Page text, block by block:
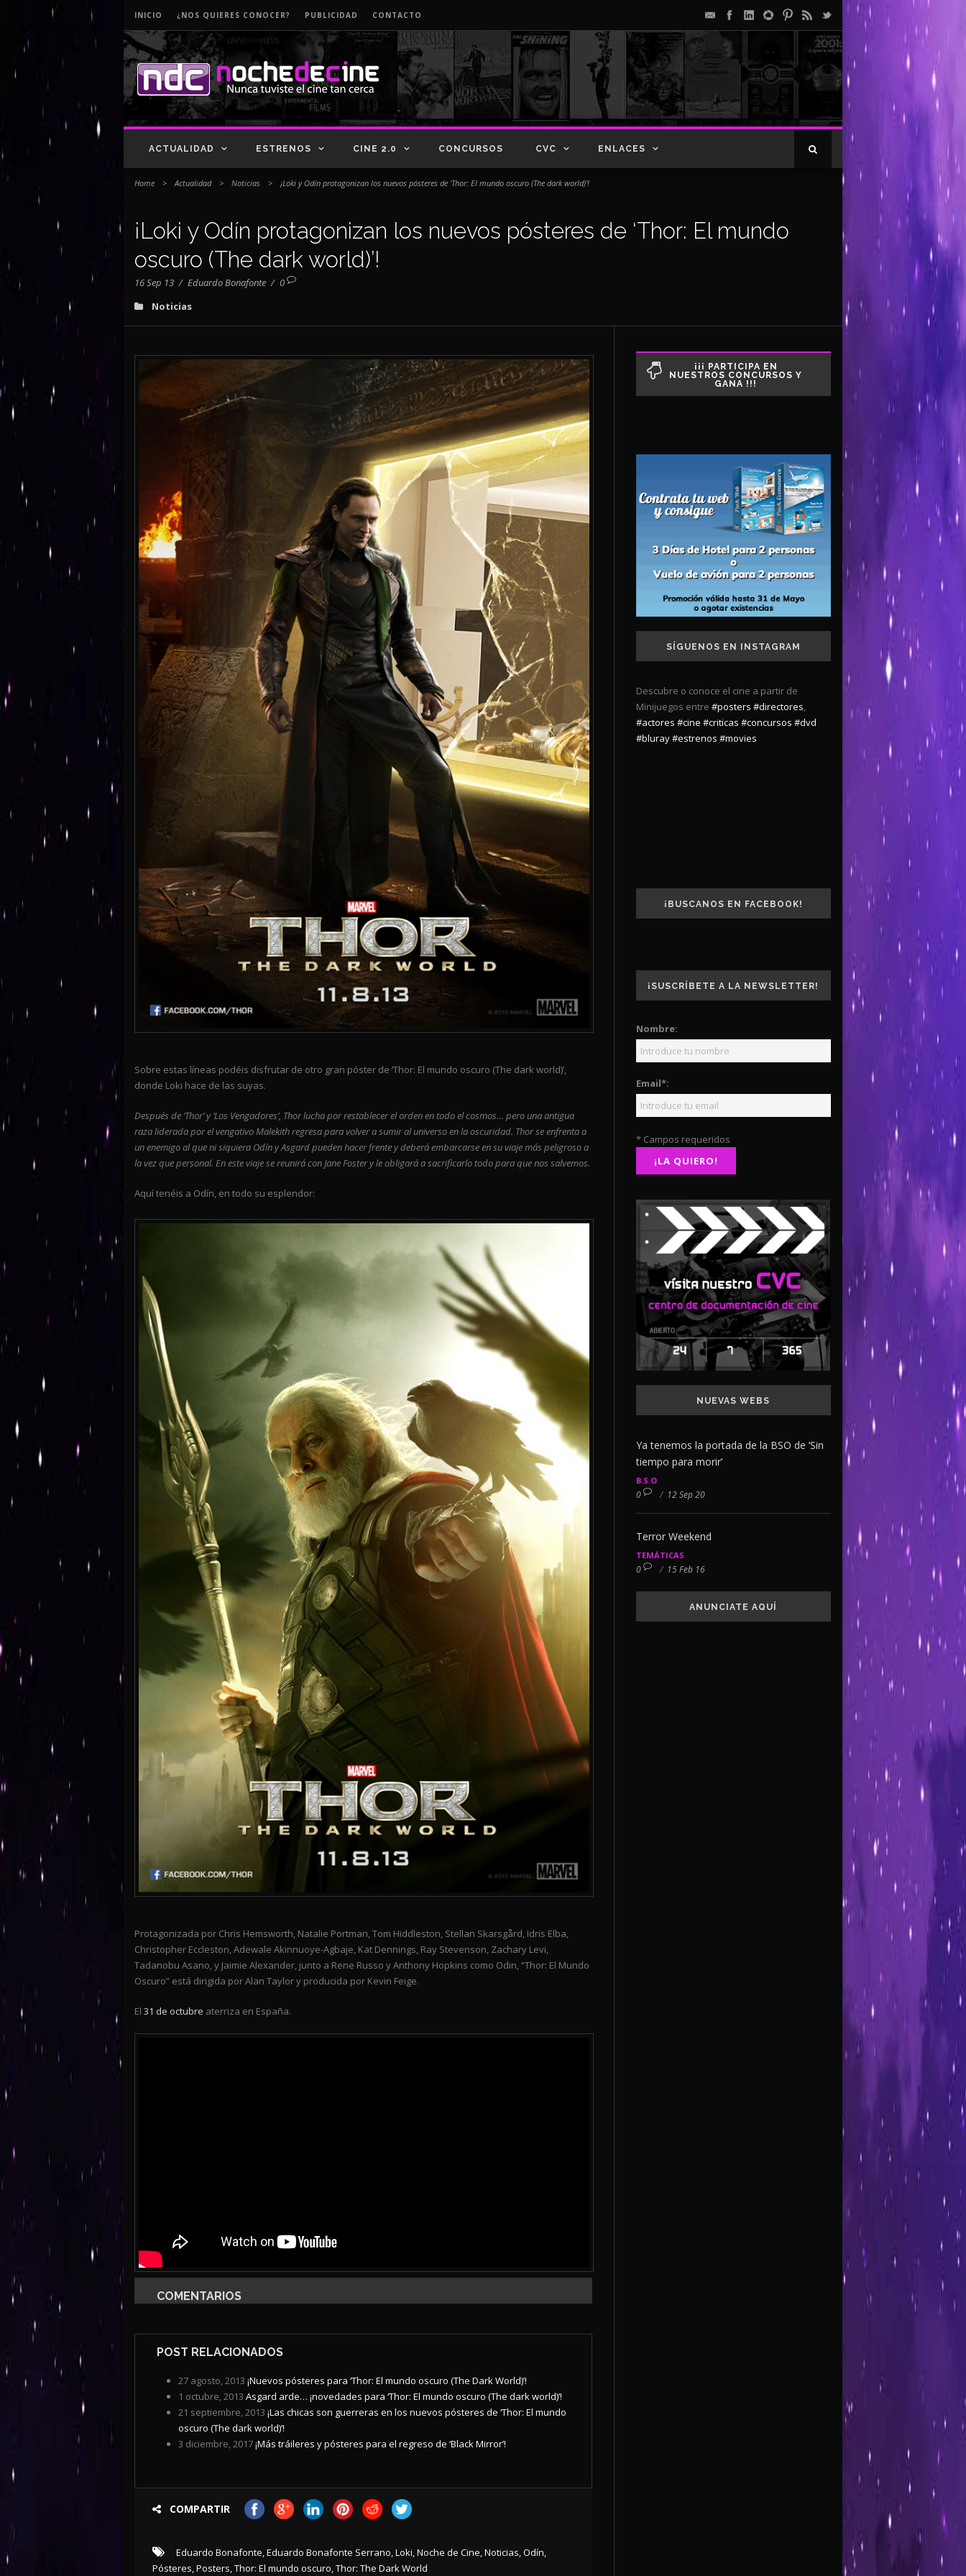
INICIO ¿NOS QUIERES CONOCER? PUBLICIDAD CONTACTO
ACTUALIDAD ESTRENOS CINE 2.0 CONCURSOS CVC ENLACES
Home > Actualidad > Noticias > ¡Loki y Odín protagonizan los nuevos pósteres de ‘Thor: El mundo oscuro (The dark world)’!
¡Loki y Odín protagonizan los nuevos pósteres de ‘Thor: El mundo
oscuro (The dark world)’!
16 Sep 13 / Eduardo Bonafonte / 0
Noticias
Sobre estas líneas podéis disfrutar de otro gran póster de ‘Thor: El mundo oscuro (The dark world)’,
donde Loki hace de las suyas.
Después de ‘Thor’ y ‘Los Vengadores’, Thor lucha por restablecer el orden en todo el cosmos… pero una antigua
raza liderada por el vengativo Malekith regresa para volver a sumir al universo en la oscuridad. Thor se enfrenta a
un enemigo al que ni siquiera Odín y Asgard pueden hacer frente y deberá embarcarse en su viaje más peligroso a
la vez que personal. En este viaje se reunirá con Jane Foster y le obligará a sacrificarlo todo para que nos salvemos.
Aquí tenéis a Odín, en todo su esplendor:
Protagonizada por Chris Hemsworth, Natalie Portman, Tom Hiddleston, Stellan Skarsgård, Idris Elba,
Christopher Eccleston, Adewale Akinnuoye-Agbaje, Kat Dennings, Ray Stevenson, Zachary Levi,
Tadanobu Asano, y Jaimie Alexander, junto a Rene Russo y Anthony Hopkins como Odin, “Thor: El Mundo
Oscuro” está dirigida por Alan Taylor y producida por Kevin Feige.
El 31 de octubre aterriza en España.
COMENTARIOS
POST RELACIONADOS
27 agosto, 2013 ¡Nuevos pósteres para ‘Thor: El mundo oscuro (The Dark World)’!
1 octubre, 2013 Asgard arde… ¡novedades para ‘Thor: El mundo oscuro (The dark world)’!
21 septiembre, 2013 ¡Las chicas son guerreras en los nuevos pósteres de ‘Thor: El mundo
oscuro (The dark world)’!
3 diciembre, 2017¡Más tráileres y pósteres para el regreso de ‘Black Mirror’!
COMPARTIR
Eduardo Bonafonte,Eduardo Bonafonte Serrano,Loki,Noche de Cine,Noticias,Odín,
Pósteres,Posters,Thor: El mundo oscuro,Thor: The Dark World
¡¡¡ PARTICIPA EN
NUESTROS CONCURSOS Y
GANA !!!
SÍGUENOS EN INSTAGRAM
Descubre o conoce el cine a partir de
Minijuegos entre #posters #directores,
#actores #cine #criticas #concursos #dvd
#bluray#estrenos #movies
¡BUSCANOS EN FACEBOOK!
¡SUSCRÍBETE A LA NEWSLETTER!
Nombre:
Email*:
* Campos requeridos
NUEVAS WEBS
Ya tenemos la portada de la BSO de ‘Sin
tiempo para morir’
B.S.O
0 / 12 Sep 20
Terror Weekend
TEMÁTICAS
0 / 15 Feb 16
ANUNCIATE AQUÍ